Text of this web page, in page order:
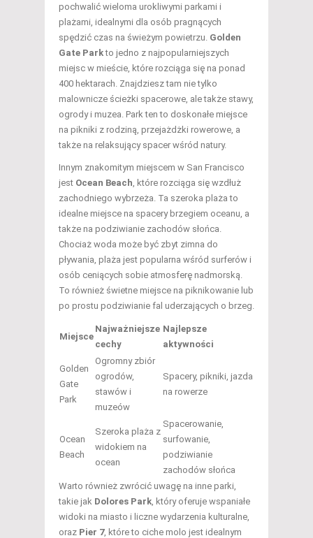
pochwalić wieloma urokliwymi parkami i
plażami, idealnymi dla osób pragnących
spędzić czas na świeżym powietrzu. Golden
Gate Parkto jedno z najpopularniejszych
miejsc w mieście, które rozciąga się na ponad
400 hektarach. Znajdziesz tam nie tylko
malownicze ścieżki spacerowe, ale także stawy,
ogrody i muzea. Park ten to doskonałe miejsce
na pikniki z rodziną, przejażdżki rowerowe, a
także na relaksujący spacer wśród natury.
Innym znakomitym miejscem w San Francisco
jest Ocean Beach , które rozciąga się wzdłuż
zachodniego wybrzeża. Ta szeroka plaża to
idealne miejsce na spacery brzegiem oceanu, a
także na podziwianie zachodów słońca.
Chociaż woda może być zbyt zimna do
pływania, plaża jest popularna wśród surferów i
osób ceniących sobie atmosferę nadmorską.
To również świetne miejsce na piknikowanie lub
po prostu podziwianie fal uderzających o brzeg.
Miejsce
Najważniejsze
cechy
Najlepsze
aktywności
Golden
Gate
Park
Ogromny zbiór
ogrodów,
stawów i
muzeów
Spacery, pikniki, jazda
na rowerze
Ocean
Beach
Szeroka plaża z
widokiem na
ocean
Spacerowanie,
surfowanie,
podziwianie
zachodów słońca
Warto również zwrócić uwagę na inne parki,
takie jak Dolores Park , który oferuje wspaniałe
widoki na miasto i liczne wydarzenia kulturalne,
oraz Pier 7, które to ciche molo jest idealnym